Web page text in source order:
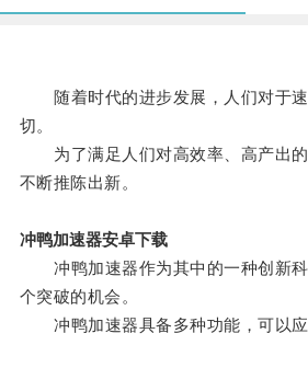
随着时代的进步发展，人们对于速
切。
为了满足人们对高效率、高产出的
不断推陈出新。
冲鸭加速器安卓下载
冲鸭加速器作为其中的一种创新科
个突破的机会。
冲鸭加速器具备多种功能，可以应